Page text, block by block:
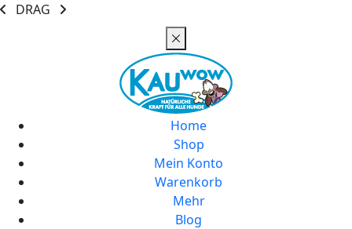
DRAG
Home
Shop
Mein Konto
Warenkorb
Mehr
Blog